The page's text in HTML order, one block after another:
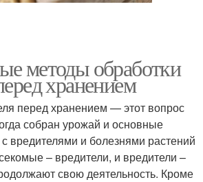
методы обработки
хранением
перед хранением — этот вопрос
собран урожай и основные
вредителями и болезнями растений
– вредители, и вредители –
свою деятельность. Кроме